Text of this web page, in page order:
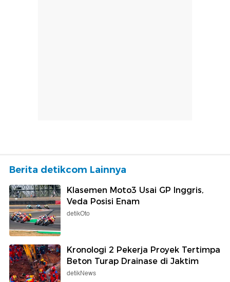
Berita detikcom Lainnya
Klasemen Moto3 Usai GP Inggris,
Veda Posisi Enam
detikOto
Kronologi 2 Pekerja Proyek Tertimpa
Beton Turap Drainase di Jaktim
detikNews